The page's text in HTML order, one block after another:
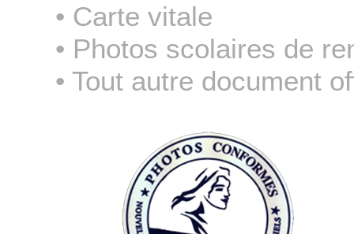
• Carte vitale
• Photos scolaires de
• Tout autre document